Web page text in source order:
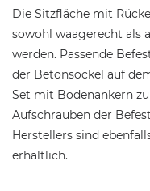
Die Sitzfläche mit
sowohl waagerecht als
werden. Passende
der Betonsockel auf
Set mit Bodenankern
Aufschrauben der
Herstellers sind
erhältlich.